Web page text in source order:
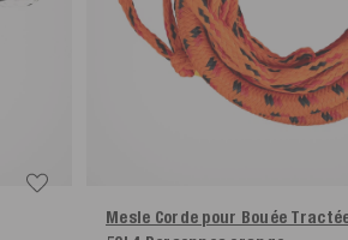
Mesle Corde pour Bouée